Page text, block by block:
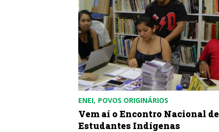
ENEI POVOS ORIGINÁRIOS
Vem aí o Encontro Nacional de
Estudantes Indígenas